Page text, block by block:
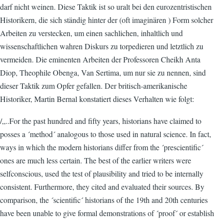
darf nicht weinen. Diese Taktik ist so uralt bei den eurozentristischen
Historikern, die sich ständig hinter der (oft imaginären ) Form solcher
Arbeiten zu verstecken, um einen sachlichen, inhaltlich und
wissenschaftlichen wahren Diskurs zu torpedieren und letztlich zu
vermeiden. Die eminenten Arbeiten der Professoren Cheikh Anta
Diop, Theophile Obenga, Van Sertima, um nur sie zu nennen, sind
dieser Taktik zum Opfer gefallen. Der britisch-amerikanische
Historiker, Martin Bernal konstatiert dieses Verhalten wie folgt:
/„..For the past hundred and fifty years, historians have claimed to
posses a ´method´ analogous to those used in natural science. In fact,
ways in which the modern historians differ from the ´prescientific´
ones are much less certain. The best of the earlier writers were
selfconscious, used the test of plausibility and tried to be internally
consistent. Furthermore, they cited and evaluated their sources. By
comparison, the ´scientific´ historians of the 19th and 20th centuries
have been unable to give formal demonstrations of ´proof´ or establish